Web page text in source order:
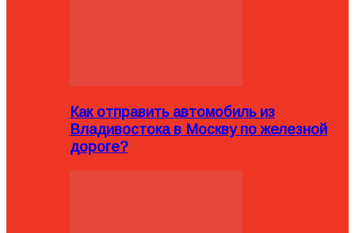
Как отправить автомобиль из
Владивостока в Москву по железной
дороге?